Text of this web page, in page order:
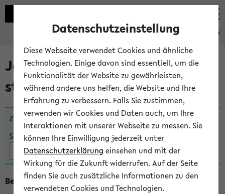
eKVV
Jetzt und in Kürze
stattfindende Veranstaltungen
Zu viele Veranstaltungen?Fakultät wählen
Suche:
Beginn um 16 Uhr
Datenschutzeinstellung
Diese Webseite verwendet Cookies und ähnliche
Technologien. Einige davon sind essentiell, um die
Funktionalität der Website zu gewährleisten,
während andere uns helfen, die Website und Ihre
Erfahrung zu verbessern. Falls Sie zustimmen,
verwenden wir Cookies und Daten auch, um Ihre
Interaktionen mit unserer Webseite zu messen. Sie
können Ihre Einwilligung jederzeit unter
Datenschutzerklärung einsehen und mit der
Wirkung für die Zukunft widerrufen. Auf der Seite
finden Sie auch zusätzliche Informationen zu den
verwendeten Cookies und Technologien.